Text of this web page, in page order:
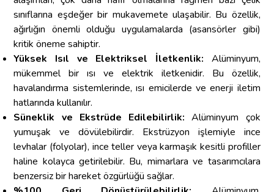
sınıflarına eşdeğer bir mukavemete ulaşabilir. Bu özellik,
ağırlığın önemli olduğu uygulamalarda (asansörler gibi)
kritik öneme sahiptir.
Yüksek Isıl ve Elektriksel İletkenlik: Alüminyum,
mükemmel bir ısı ve elektrik iletkenidir. Bu özellik,
havalandırma sistemlerinde, ısı emicilerde ve enerji iletim
hatlarında kullanılır.
Süneklik ve Ekstrüde Edilebilirlik: Alüminyum çok
yumuşak ve dövülebilirdir. Ekstrüzyon işlemiyle ince
levhalar (folyolar), ince teller veya karmaşık kesitli profiller
haline kolayca getirilebilir. Bu, mimarlara ve tasarımcılara
benzersiz bir hareket özgürlüğü sağlar.